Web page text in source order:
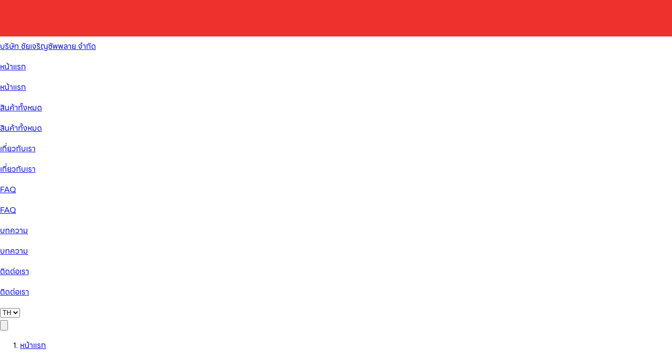
บริษัท ชัยเจริญซัพพลาย จำกัด
หน้าแรก
หน้าแรก
สินค้าทั้งหมด
สินค้าทั้งหมด
เกี่ยวกับเรา
เกี่ยวกับเรา
FAQ
FAQ
บทความ
บทความ
ติดต่อเรา
ติดต่อเรา
หน้าแรก